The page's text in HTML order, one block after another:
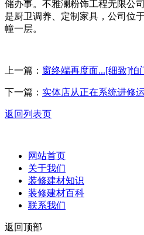
储办事。不雅澜粉饰工程无限公
是厨卫调养、定制家具，公司位
幢一层。
上一篇： 窗终端再度面...[细致]怕
下一篇： 实体店从正在系统进修
返回列表页
网站首页
关于我们
装修建材知识
装修建材百科
联系我们
返回顶部